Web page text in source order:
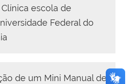
escola de
Federal do
de um Mini Manual de